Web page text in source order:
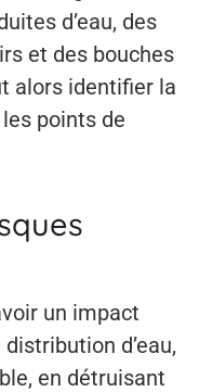
d’eau, des
et des bouches
alors identifier la
points de
un impact
d’eau,
en détruisant